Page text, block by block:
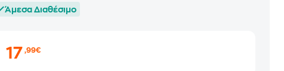
Άμεσα Διαθέσιμο
17,99€